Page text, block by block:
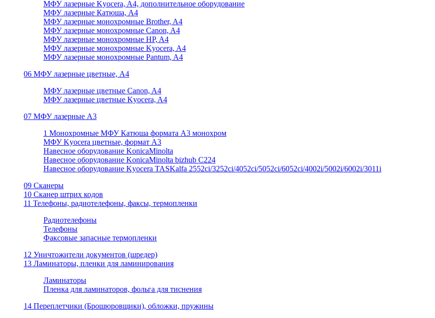
МФУ лазерные Kyocera, A4, дополнительное оборудование
МФУ лазерные Катюша, А4
МФУ лазерные монохромные Brother, A4
МФУ лазерные монохромные Canon, A4
МФУ лазерные монохромные HP, A4
МФУ лазерные монохромные Kyocera, A4
МФУ лазерные монохромные Pantum, A4
06 МФУ лазерные цветные, А4
МФУ лазерные цветные Canon, A4
МФУ лазерные цветные Kyocera, A4
07 МФУ лазерные А3
1 Монохромные МФУ Катюша формата А3 монохром
МФУ Kyocera цветные, формат А3
Навесное оборудование KonicaMinolta
Навесное оборудование KonicaMinolta bizhub C224
Навесное оборудование Kyocera TASKalfa 2552ci/3252ci/4052ci/5052ci/6052ci/4002i/5002i/6002i/3011i
09 Сканеры
10 Сканер штрих кодов
11 Телефоны, радиотелефоны, факсы, термопленки
Радиотелефоны
Телефоны
Факсовые запасные термопленки
12 Уничтожители документов (шредер)
13 Ламинаторы, пленки для ламинирования
Ламинаторы
Пленка для ламинаторов, фольга для тиснения
14 Переплетчики (Брошюровщики), обложки, пружины